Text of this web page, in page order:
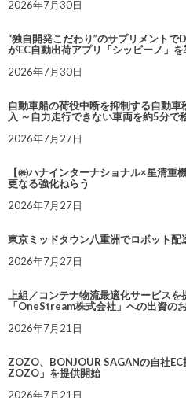
2026年7月30日
“独自開発こだわり”のサプリメントで
がEC自動出荷アプリ「シッピーノ」を
2026年7月30日
自動車船の荷役中断を抑制する自動
入 ～自力走行できない車両を約5分で
2026年7月27日
【㈱ハナインターナショナル×星清重
更なる強化ねらう
2026年7月27日
東京ミッドタウン八重洲でロボット配
2026年7月27日
上組／コンテナ物流最適化サービス
「OneStream株式会社」への出資の
2026年7月21日
ZOZO、BONJOUR SAGANの自社
ZOZO」を提供開始
2026年7月21日